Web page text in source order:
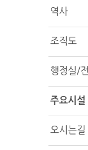
역사
조직도
행정실/
주요시설
오시는길